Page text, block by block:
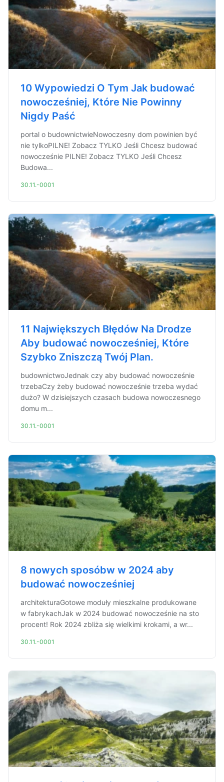
10 Wypowiedzi O Tym Jak budować
nowocześniej, Które Nie Powinny
Nigdy Paść
portal o budownictwieNowoczesny dom powinien być
nie tylkoPILNE! Zobacz TYLKO Jeśli Chcesz budować
nowocześnie PILNE! Zobacz TYLKO Jeśli Chcesz
Budowa...
30.11.-0001
11 Największych Błędów Na Drodze
Aby budować nowocześniej, Które
Szybko Zniszczą Twój Plan.
budownictwoJednak czy aby budować nowocześnie
trzebaCzy żeby budować nowocześnie trzeba wydać
dużo? W dzisiejszych czasach budowa nowoczesnego
domu m...
30.11.-0001
8 nowych sposóbw w 2024 aby
budować nowocześniej
architekturaGotowe moduły mieszkalne produkowane
w fabrykachJak w 2024 budować nowocześnie na sto
procent! Rok 2024 zbliża się wielkimi krokami, a wr...
30.11.-0001